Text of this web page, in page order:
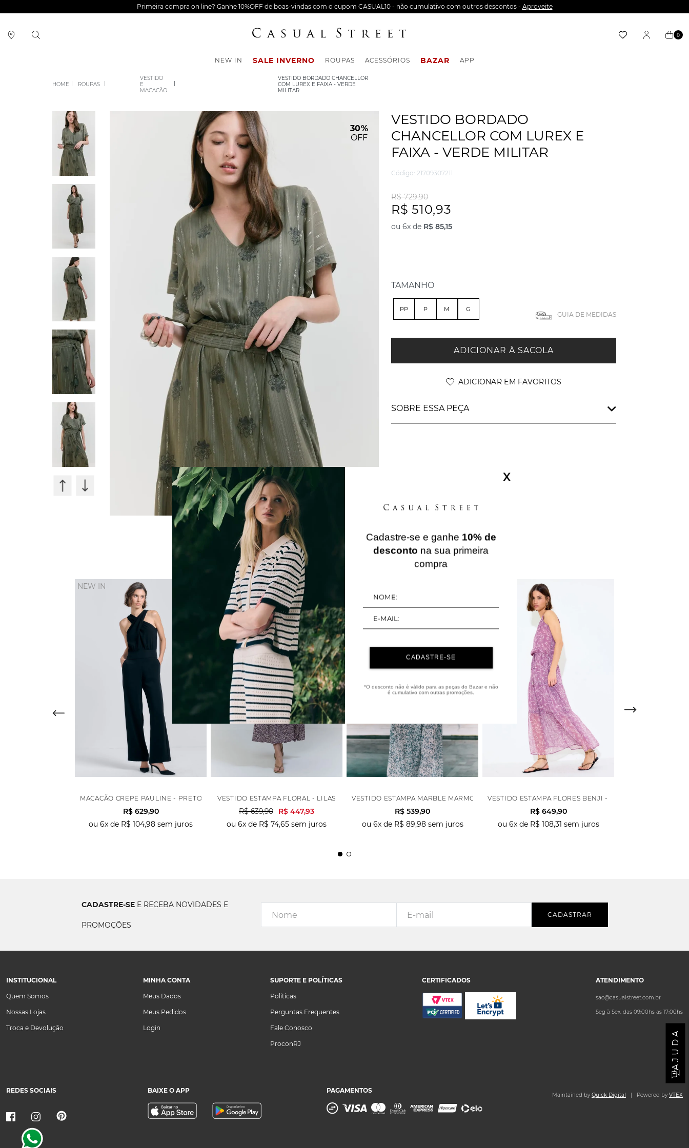
AJUDA
X
Cadastre-se e ganhe 10% de
desconto na sua primeira
compra
CADASTRE-SE
*O desconto não é válido para as peças do Bazar e não
é cumulativo com outras promoções.
Primeira compra on line? Ganhe 10%OFF de boas-vindas com o cupom CASUAL10 - não cumulativo com outros descontos - Aproveite
0
NEW IN SALE INVERNO ROUPAS ACESSÓRIOS BAZAR APP
ROUPAS
VESTIDO
E
MACACÃO
VESTIDO BORDADO CHANCELLOR
COM LUREX E FAIXA - VERDE
MILITAR
30%
OFF
VESTIDO BORDADO
CHANCELLOR COM LUREX E
FAIXA - VERDE MILITAR
Código: 21709307211
R$ 729,90
R$ 510,93
ou6x de R$ 85,15
TAMANHO
PP P M G
GUIA DE MEDIDAS
ADICIONAR À SACOLA
SOBRE ESSA PEÇA
QUERIDINHOS
CARIMBO PASLEY - ROSA
NEW IN
MACACÃO CREPE PAULINE - PRETO
R$ 629,90
ou 6x de R$ 104,98 sem juros
VESTIDO ESTAMPA FLORAL - LILAS
R$ 639,90 R$ 447,93
ou 6x de R$ 74,65 sem juros
VESTIDO ESTAMPA MARBLE MARMORIZADA - AZUL
R$ 539,90
ou 6x de R$ 89,98sem juros
VESTIDO ESTAMPA FLORES BENJI - LILAS
R$ 649,90
ou 6x de R$ 108,31 sem juros
CADASTRE-SEE RECEBA NOVIDADES E
PROMOÇÕES
CADASTRAR
INSTITUCIONAL
Quem Somos
Nossas Lojas
Troca e Devolução
MINHA CONTA
Meus Dados
Meus Pedidos
Login
SUPORTE E POLÍTICAS
Políticas
Perguntas Frequentes
Fale Conosco
ProconRJ
CERTIFICADOS ATENDIMENTO
sac@casualstreet.com.br
Seg à Sex. das 09:00hs as 17:00hs
REDES SOCIAIS BAIXE O APP PAGAMENTOS
Maintained by Quick Digital | Powered by VTEX